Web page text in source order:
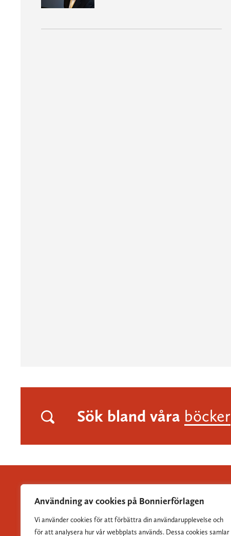
Användning av cookies på Bonnierförlagen
Vi använder cookies för att förbättra din användarupplevelse och
för att analysera hur vår webbplats används. Dessa cookies samlar
Sök bland våra böcker
Albert Bonniers Förlag grundades 1837 och är Sveriges